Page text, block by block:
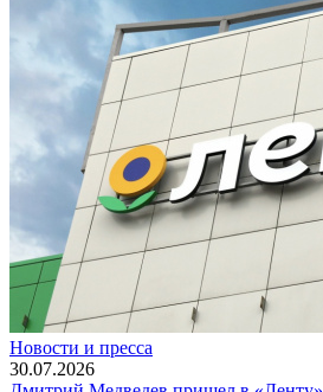
Новости и пресса
30.07.2026